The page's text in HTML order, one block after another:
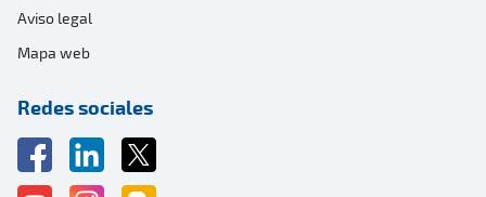
Aviso legal
Mapa web
Redes sociales